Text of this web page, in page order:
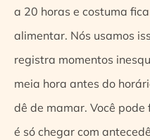
a 20 horas e costuma
alimentar. Nós usamos
registra momentos
meia hora antes do
dê de mamar. Você
é só chegar com